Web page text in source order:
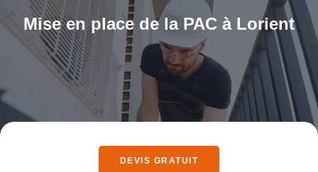
Mise en place de la PAC à Lorient
DEVIS GRATUIT